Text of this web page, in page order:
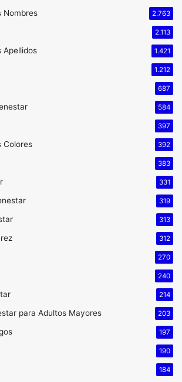
Nombres 2.763
2.113
Apellidos 1.421
1.212
687
584
397
Colores 392
383
331
319
313
312
270
240
214
para Adultos Mayores 203
197
190
184